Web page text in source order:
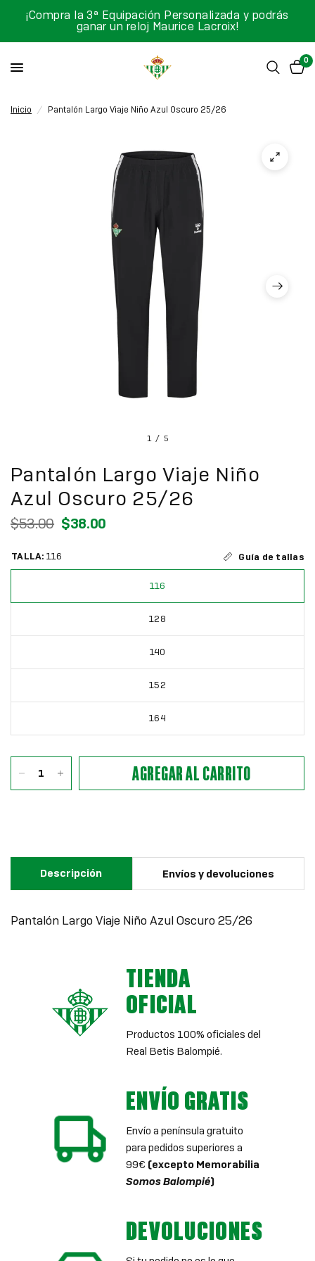
¡Compra la 3ª Equipación Personalizada y podrás
ganar un reloj Maurice Lacroix!
0
Inicio / Pantalón Largo Viaje Niño Azul Oscuro 25/26
1 / 5
Pantalón Largo Viaje Niño
Azul Oscuro 25/26
$53.00 $38.00
TALLA: 116 Guía de tallas
116
128
140
152
164
AGREGAR AL CARRITO
Descripción Envíos y devoluciones
Pantalón Largo Viaje Niño Azul Oscuro 25/26
TIENDA
OFICIAL
Productos 100% oficiales del
Real Betis Balompié.
ENVÍO GRATIS
Envío a península gratuito
para pedidos superiores a
99€ (excepto Memorabilia
Somos Balompié)
DEVOLUCIONES